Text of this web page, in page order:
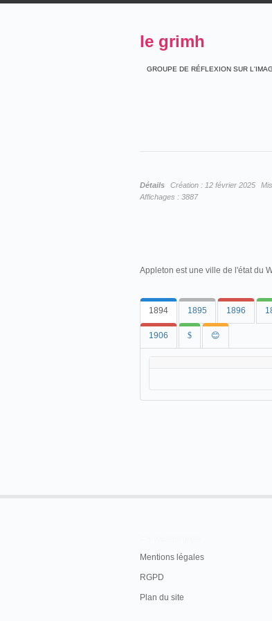
le grimh
GROUPE DE RÉFLEXION SUR
Détails Création : 12 février 2025
Affichages : 3887
Appleton est une ville de l'état du
1894 1895 1896
1906 $ 😊
Mentions légales
RGPD
Plan du site